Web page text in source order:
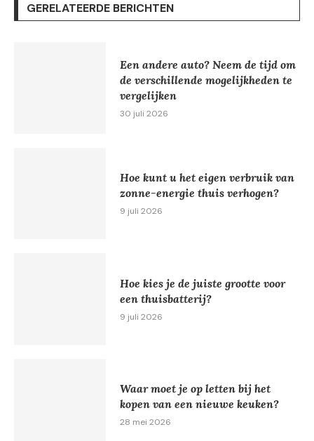
GERELATEERDE BERICHTEN
Een andere auto? Neem de tijd om
de verschillende mogelijkheden te
vergelijken
30 juli 2026
Hoe kunt u het eigen verbruik van
zonne-energie thuis verhogen?
9 juli 2026
Hoe kies je de juiste grootte voor
een thuisbatterij?
9 juli 2026
Waar moet je op letten bij het
kopen van een nieuwe keuken?
28 mei 2026